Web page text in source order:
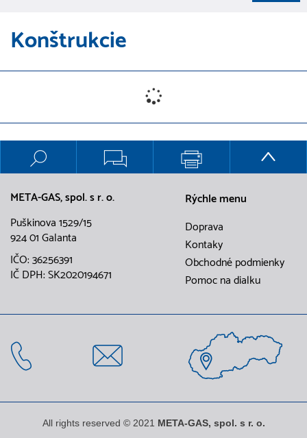
Konštrukcie
META-GAS, spol. s r. o.
Puškinova 1529/15
924 01 Galanta
IČO: 36256391
IČ DPH: SK2020194671
Rýchle menu
Doprava
Kontaky
Obchodné podmienky
Pomoc na dialku
All rights reserved © 2021 META-GAS, spol. s r. o.